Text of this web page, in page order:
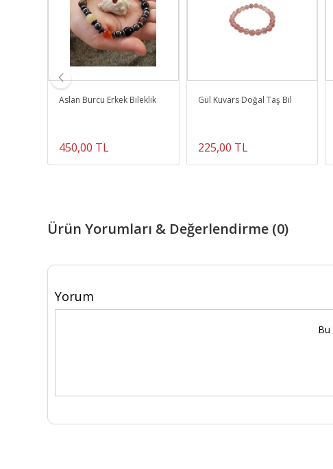
Aslan Burcu Erkek Bileklik
450,00 TL
Gül Kuvars Doğal Taş Bil
225,00 TL
Ürün Yorumları & Değerlendirme (0)
Yorum
Bu